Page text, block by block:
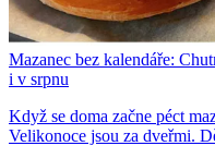
Mazanec bez kalendáře:
i v srpnu
Když se doma začne péct
Velikonoce jsou za dveřmi.